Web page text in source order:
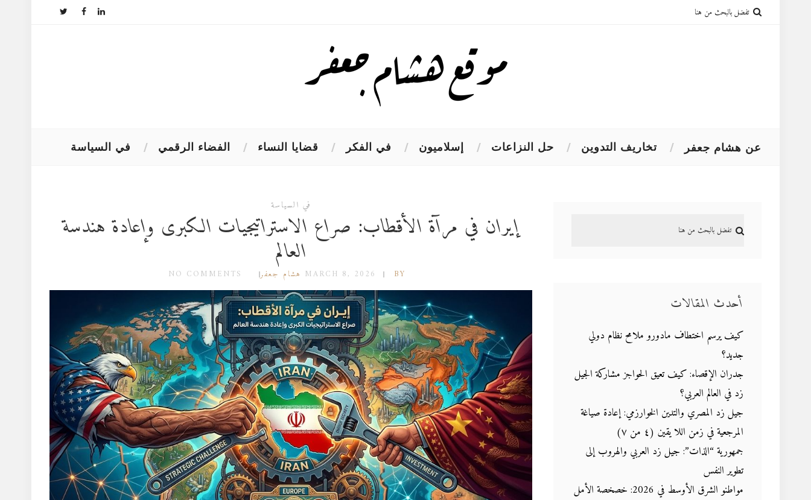
في السياسة الفضاء الرقمي قضايا النساء في الفكر إسلاميون حل النزاعات تخاريف التدوين عن هشام جعفر
في السياسة
إيران في مرآة الأقطاب: صراع الاستراتيجيات الكبرى وإعادة هندسة
العالم
MARCH 8, 2026 BY هشام جعفر NO COMMENTS
أحدث المقالات
كيف يرسم اختطاف مادورو ملامح نظام دولي
جديد؟
جدران الإقصاء: كيف تعيق الحواجز مشاركة الجيل
زد في العالم العربي؟
جيل زد المصري والتدين الخوارزمي: إعادة صياغة
المرجعية في زمن اللا يقين (٤ من ٧)
جمهورية “الذات”: جيل زد العربي والهروب إلى
تطوير النفس
مواطنو الشرق الأوسط في 2026: خصخصة الأمل